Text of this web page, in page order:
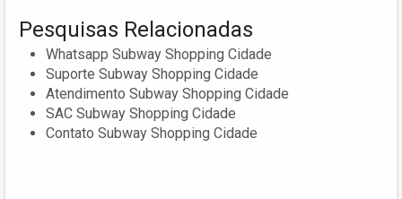
Pesquisas Relacionadas
Whatsapp Subway Shopping Cidade
Suporte Subway Shopping Cidade
Atendimento Subway Shopping Cidade
SAC Subway Shopping Cidade
Contato Subway Shopping Cidade